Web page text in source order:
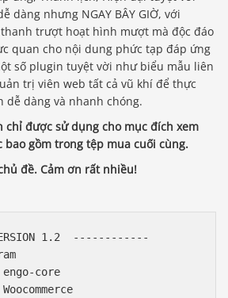
dàng nhưng NGAY BÂY GIỜ, với
trượt hoạt hình mượt mà độc đáo
quan cho nội dung phức tạp đáp ứng
số plugin tuyệt vời như biểu mẫu liên
trị viên web tất cả vũ khí để thực
dễ dàng và nhanh chóng.
chỉ được sử dụng cho mục đích xem
bao gồm trong tệp mua cuối cùng.
đề. Cảm ơn rất nhiều!
1.2  ------------
core